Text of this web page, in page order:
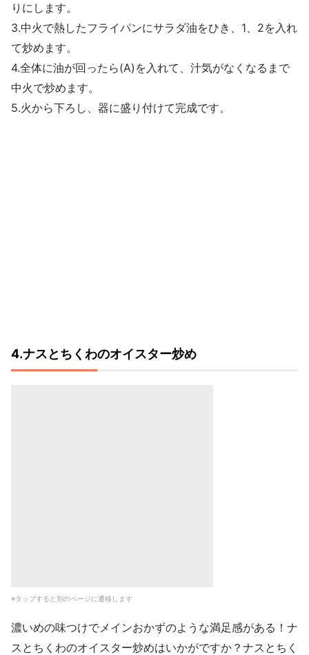
りにします。
3.中火で熱したフライパンにサラダ油をひき、1、2を入れ
て炒めます。
4.全体に油が回ったら(A)を入れて、汁気がなくなるまで
中火で炒めます。
5.火から下ろし、器に盛り付けて完成です。
4.ナスとちくわのオイスター炒め
※タップすると別のページに遷移します
濃いめの味つけでメインおかずのような満足感がある！ナ
スとちくわのオイスター炒めはいかがですか？ナスとちく